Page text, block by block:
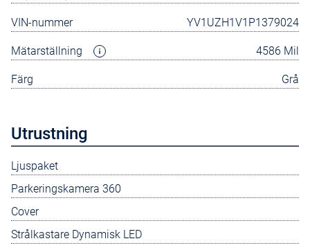
VIN-nummer YV1UZH1V1P1379024
Mätarställning 4586 Mil
Färg Grå
Utrustning
Ljuspaket
Parkeringskamera 360
Cover
Strålkastare Dynamisk LED